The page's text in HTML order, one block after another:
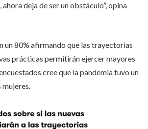
deja de ser un obstáculo”, opina
un 80% afirmando que las trayectorias
prácticas permitirán ejercer mayores
cree que la pandemia tuvo un